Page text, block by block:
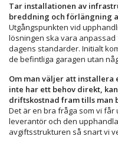
Tar installationen av
breddning och förlängning
Utgångspunkten vid
lösningen ska vara
dagens standarder. Initialt
de befintliga garagen utan
Om man väljer att installera
inte har ett behov direkt,
driftskostnad fram tills man
Det är en bra fråga som vi
leverantör och den
avgiftsstrukturen så snart vi